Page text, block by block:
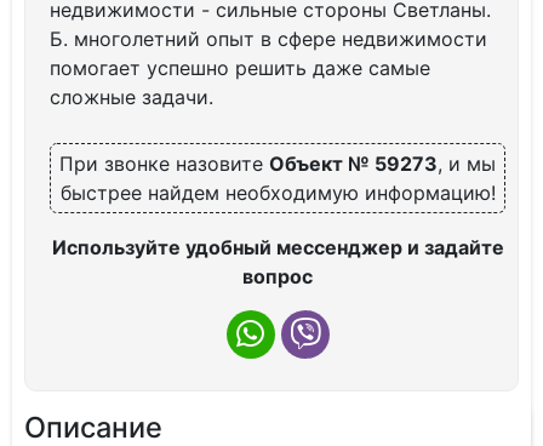
недвижимости - сильные стороны Светланы.
Б. многолетний опыт в сфере недвижимости
помогает успешно решить даже самые
сложные задачи.
При звонке назовите Объект № 59273, и мы
быстрее найдем необходимую информацию!
Используйте удобный мессенджер и задайте
вопрос
Описание